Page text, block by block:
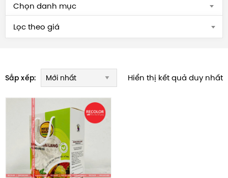
Chọn danh mục
Lọc theo giá
Hiển thị kết quả duy nhất
Sắp xếp: